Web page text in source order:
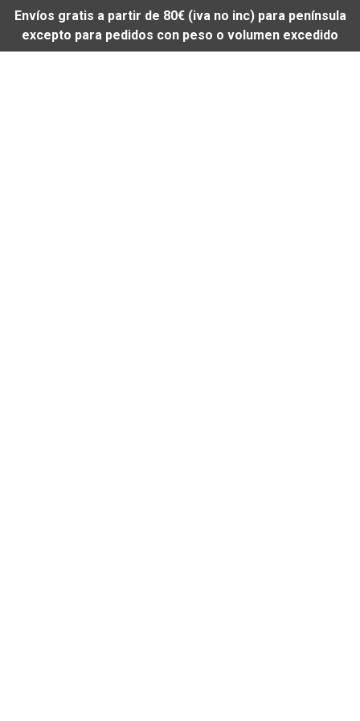
Envíos gratis a partir de 80€ (iva no inc) para península
excepto para pedidos con peso o volumen excedido